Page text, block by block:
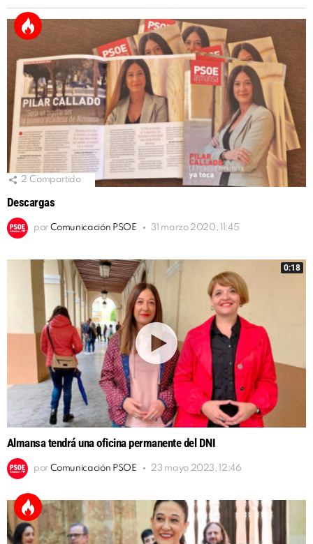
2 Compartido
Descargas
por Comunicación PSOE 31 marzo 2020, 11:45
0:18
Almansa tendrá una oficina permanente del DNI
por Comunicación PSOE 23 mayo 2023, 12:46